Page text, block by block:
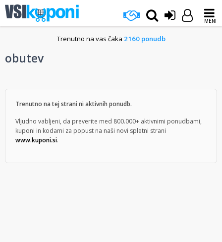
MENI
Trenutno na vas čaka 2160 ponudb
obutev
Trenutno na tej strani ni aktivnih ponudb.
Vljudno vabljeni, da preverite med 800.000+ aktivnimi ponudbami,
kuponi in kodami za popust na naši novi spletni strani
www.kuponi.si.